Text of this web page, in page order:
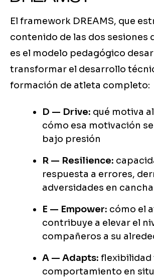
El framework DREAMS, que
contenido de las dos sesiones
es el modelo pedagógico
transformar el desarrollo
formación de atleta completo:
D — Drive: qué motiva
cómo esa motivación
bajo presión
R — Resilience:
respuesta a errores,
adversidades en cancha
E — Empower: cómo el
contribuye a elevar el
compañeros a su
A — Adapts: flexibilidad
comportamiento en